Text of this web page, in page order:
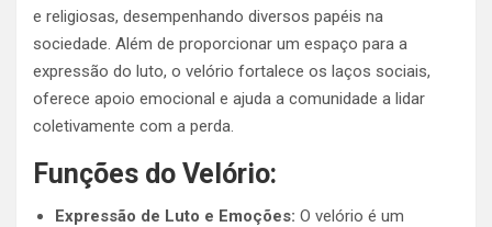
e religiosas, desempenhando diversos papéis na
sociedade. Além de proporcionar um espaço para a
expressão do luto, o velório fortalece os laços sociais,
oferece apoio emocional e ajuda a comunidade a lidar
coletivamente com a perda.
Funções do Velório:
Expressão de Luto e Emoções: O velório é um